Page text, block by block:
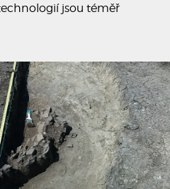
jsou téměř